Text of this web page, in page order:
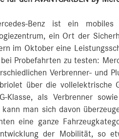
Benz ist ein
ein Ort der
im Oktober eine
Probefahrten zu testen:
Verbrenner- und
über die vollelektrische
Klasse, als Verbrenner
kann man sich davon
eine ganze
der Mobilität, so